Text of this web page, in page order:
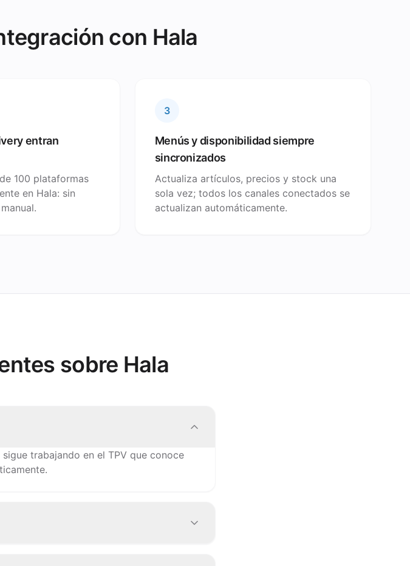
con Hala
entran
100 plataformas
en Hala: sin
3
Menús y disponibilidad siempre
sincronizados
Actualiza artículos, precios y stock una
sola vez; todos los canales conectados se
actualizan automáticamente.
sobre Hala
trabajando en el TPV que conoce